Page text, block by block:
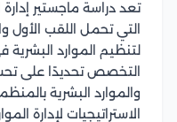
تعد دراسة ماجستير إدارة
التي تحمل اللقب الأول
لتنظيم الموارد
التخصص تحديدًا على
والموارد البشرية
الاستراتيجيات لإدارة